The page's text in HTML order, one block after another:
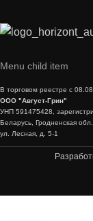
Menu child item
В торговом реестре с
ООО "Август-Грин"
УНП 591475428,
Беларусь, Гродненская
ул. Лесная, д. 5-1